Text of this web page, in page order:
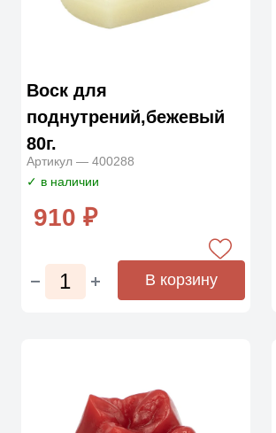
Воск для
поднутрений,бежевый
80г.
Артикул — 400288
✓ в наличии
910 ₽
В корзину